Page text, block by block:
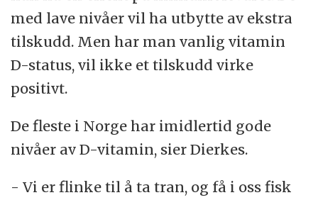
med lave nivåer vil ha utbytte av ekstra
tilskudd. Men har man vanlig vitamin
D-status, vil ikke et tilskudd virke
positivt.
De fleste i Norge har imidlertid gode
nivåer av D-vitamin, sier Dierkes.
- Vi er flinke til å ta tran, og få i oss fisk